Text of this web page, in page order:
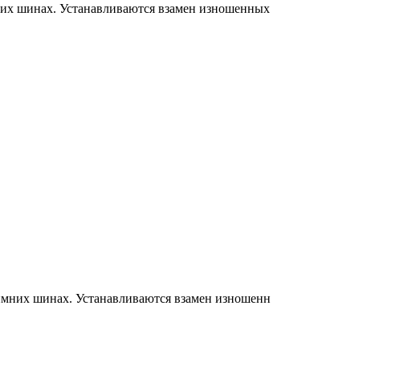
шинах. Устанавливаются взамен изношенных
шинах. Устанавливаются взамен изношенн